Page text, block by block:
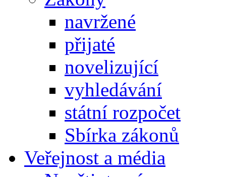
navržené
přijaté
novelizující
vyhledávání
státní rozpočet
Sbírka zákonů
Veřejnost a média